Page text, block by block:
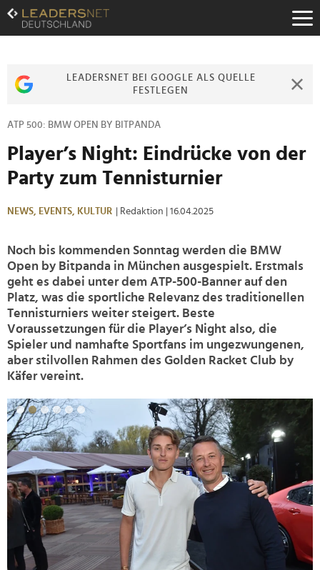
Zum
Inhalt
Zur
Zur
LEADERSNET BEI GOOGLE ALS QUELLE
FESTLEGEN
ATP 500: BMW OPEN BY BITPANDA
Player’s Night: Eindrücke von der
Party zum Tennisturnier
NEWS, EVENTS, KULTUR | Redaktion | 16.04.2025
Noch bis kommenden Sonntag werden die BMW
Open by Bitpanda in München ausgespielt. Erstmals
geht es dabei unter dem ATP-500-Banner auf den
Platz, was die sportliche Relevanz des traditionellen
Tennisturniers weiter steigert. Beste
Voraussetzungen für die Player’s Night also, die
Spieler und namhafte Sportfans im ungezwungenen,
aber stilvollen Rahmen des Golden Racket Club by
Käfer vereint.
>